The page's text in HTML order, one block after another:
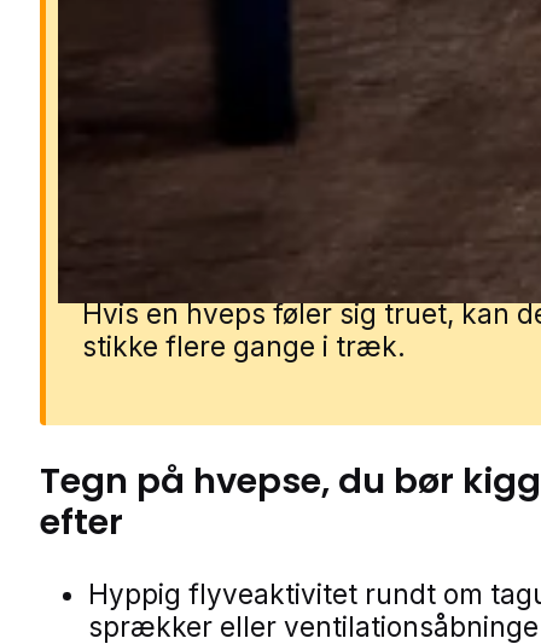
Risikoen ved hvepse
Hvepse kan være aggressive, især
på sommeren, hvor de søger søde
og bliver mere nærgående. Deres
kan gøre ondt og kan i sjældne
udløse alvorlige allergiske
Hvis en hveps føler sig truet, kan
stikke flere gange i træk.
Tegn på hvepse, du bør
efter
Hyppig flyveaktivitet rundt om
sprækker eller